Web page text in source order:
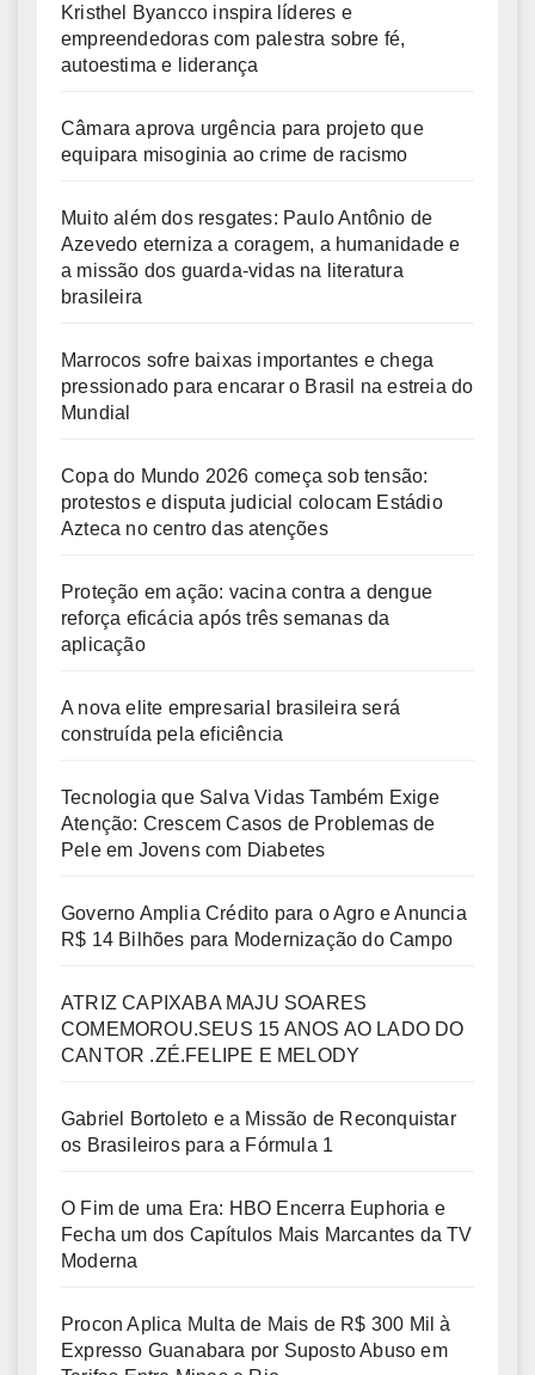
Kristhel Byancco inspira líderes e
empreendedoras com palestra sobre fé,
autoestima e liderança
Câmara aprova urgência para projeto que
equipara misoginia ao crime de racismo
Muito além dos resgates: Paulo Antônio de
Azevedo eterniza a coragem, a humanidade e
a missão dos guarda-vidas na literatura
brasileira
Marrocos sofre baixas importantes e chega
pressionado para encarar o Brasil na estreia do
Mundial
Copa do Mundo 2026 começa sob tensão:
protestos e disputa judicial colocam Estádio
Azteca no centro das atenções
Proteção em ação: vacina contra a dengue
reforça eficácia após três semanas da
aplicação
A nova elite empresarial brasileira será
construída pela eficiência
Tecnologia que Salva Vidas Também Exige
Atenção: Crescem Casos de Problemas de
Pele em Jovens com Diabetes
Governo Amplia Crédito para o Agro e Anuncia
R$ 14 Bilhões para Modernização do Campo
ATRIZ CAPIXABA MAJU SOARES
COMEMOROU.SEUS 15 ANOS AO LADO DO
CANTOR .ZÉ.FELIPE E MELODY
Gabriel Bortoleto e a Missão de Reconquistar
os Brasileiros para a Fórmula 1
O Fim de uma Era: HBO Encerra Euphoria e
Fecha um dos Capítulos Mais Marcantes da TV
Moderna
Procon Aplica Multa de Mais de R$ 300 Mil à
Expresso Guanabara por Suposto Abuso em